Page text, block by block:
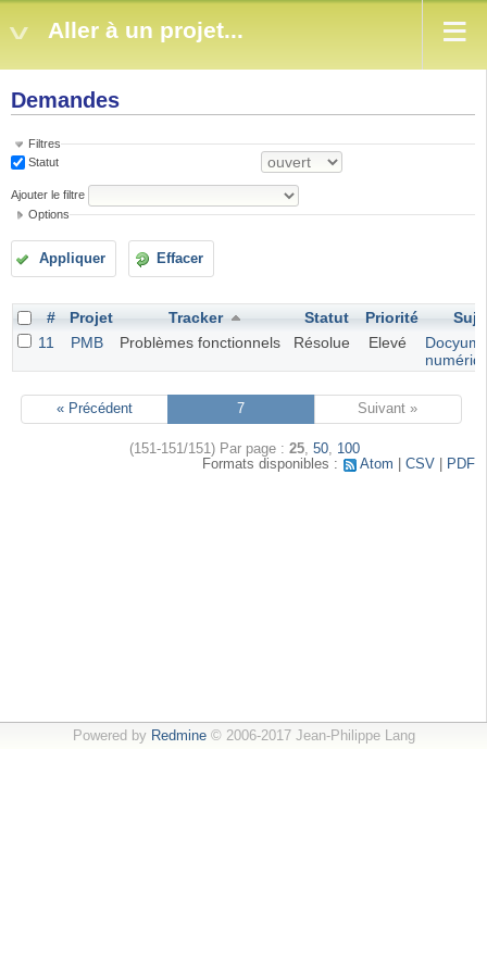
Aller à un projet...
Demandes
Filtres
Statut
Ajouter le filtre
Options
Appliquer Effacer
# Projet Tracker Statut Priorité
11
PMB Problèmes fonctionnels Résolue Elevé
« Précédent 7 Suivant »
(151-151/151) Par page : 25, 50, 100
Formats disponibles :
Atom CSV PDF
Powered by Redmine© 2006-2017 Jean-Philippe Lang